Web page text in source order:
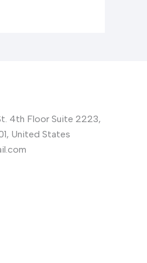
4th Floor Suite 2223,
United States